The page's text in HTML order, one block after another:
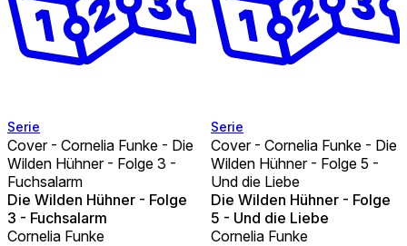
Serie
Cover - Cornelia Funke - Die
Wilden Hühner - Folge 3 -
Fuchsalarm
Die Wilden Hühner - Folge
3 - Fuchsalarm
Cornelia Funke
Serie
Cover - Cornelia Funke - Die
Wilden Hühner - Folge 5 -
Und die Liebe
Die Wilden Hühner - Folge
5 - Und die Liebe
Cornelia Funke